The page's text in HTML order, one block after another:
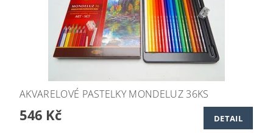
AKVARELOVÉ PASTELKY MONDELUZ 36KS
546 Kč DETAIL